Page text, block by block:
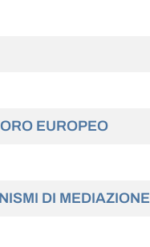
EUROPEO
DI MEDIAZIONE